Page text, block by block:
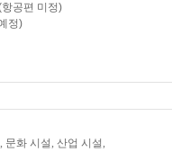
공편 미정)
정)
문화 시설, 산업 시설,